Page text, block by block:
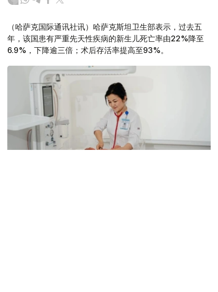
（哈萨克国际通讯社讯）哈萨克斯坦卫生部表示，过去五
年，该国患有严重先天性疾病的新生儿死亡率由22%降至
6.9%，下降逾三倍；术后存活率提高至93%。